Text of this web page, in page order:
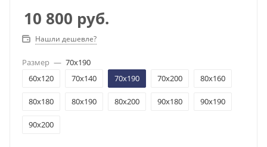
10 800 руб.
Нашли дешевле?
Размер — 70x190
60x120
70x140 70x190 70x200 80x160
80x180 80x190 80x200 90x180 90x190
90x200